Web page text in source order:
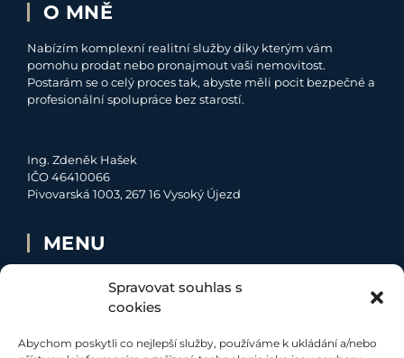
Spravovat souhlas s
cookies
Abychom poskytli co nejlepší služby, používáme k ukládání a/nebo
O MNĚ
Nabízím komplexní realitní služby díky kterým vám
pomohu prodat nebo pronajmout vaši nemovitost.
Postarám se o celý proces tak, abyste měli pocit bezpečné a
profesionální spolupráce bez starostí.
Ing. Zdeněk Hašek
IČO 46410066
Pivovarská 1003, 267 16 Vysoký Újezd
MENU